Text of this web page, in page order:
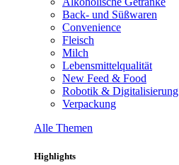
Back- und Süßwaren
Convenience
Fleisch
Milch
Lebensmittelqualität
New Feed & Food
Robotik & Digitalisierung
Verpackung
Alle Themen
Highlights